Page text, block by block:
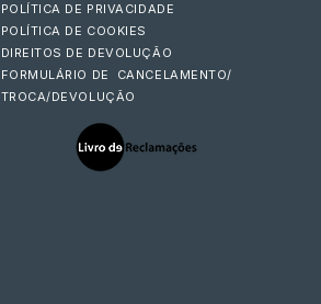
POLÍTICA DE PRIVACIDADE
POLÍTICA DE COOKIES
DIREITOS DE DEVOLUÇÃO
FORMULÁRIO DE CANCELAMENTO/
TROCA/DEVOLUÇÃO